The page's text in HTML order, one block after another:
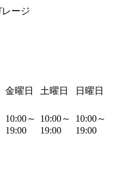
金曜日 土曜日 日曜日
10:00～
19:00
10:00～
19:00
10:00～
19:00